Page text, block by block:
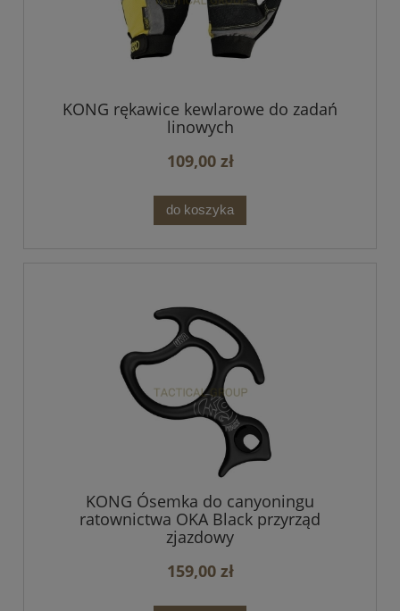
KONG rękawice kewlarowe do zadań
linowych
109,00 zł
do koszyka
KONG Ósemka do canyoningu
ratownictwa OKA Black przyrząd
zjazdowy
159,00 zł